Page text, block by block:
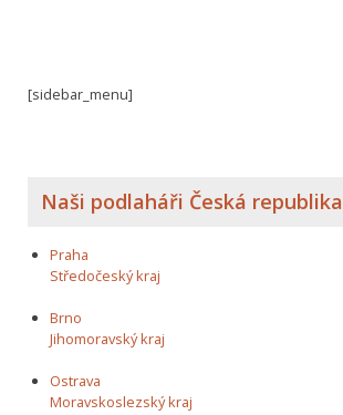
[sidebar_menu]
Naši podlaháři Česká republika
Praha
Středočeský kraj
Brno
Jihomoravský kraj
Ostrava
Moravskoslezský kraj